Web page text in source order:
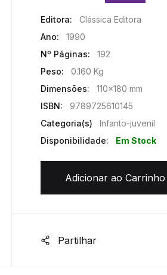
Editora:
Clássica Editora
Ano:
1990
Nº Páginas:
192
Peso:
0.160 Kg
Dimensões:
110x180 mm
ISBN:
9789725610145
Categoria(s)
Infanto-juvenil
Disponibilidade:
Em Stock
Adicionar ao Carrinho
Partilhar